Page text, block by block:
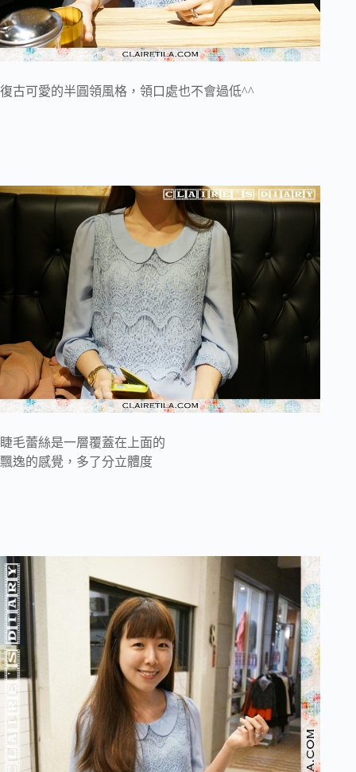
復古可愛的半圓領風格，領口處也不會過低^^
睫毛蕾絲是一層覆蓋在上面的
飄逸的感覺，多了分立體度